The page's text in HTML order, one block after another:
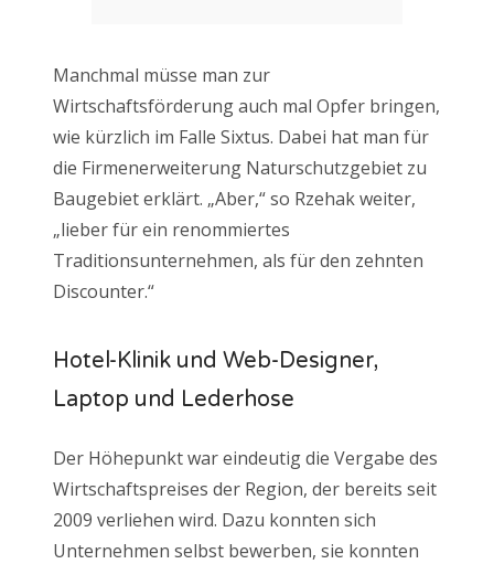
Manchmal müsse man zur
Wirtschaftsförderung auch mal Opfer bringen,
wie kürzlich im Falle Sixtus. Dabei hat man für
die Firmenerweiterung Naturschutzgebiet zu
Baugebiet erklärt. „Aber,“ so Rzehak weiter,
„lieber für ein renommiertes
Traditionsunternehmen, als für den zehnten
Discounter.“
Hotel-Klinik und Web-Designer,
Laptop und Lederhose
Der Höhepunkt war eindeutig die Vergabe des
Wirtschaftspreises der Region, der bereits seit
2009 verliehen wird. Dazu konnten sich
Unternehmen selbst bewerben, sie konnten